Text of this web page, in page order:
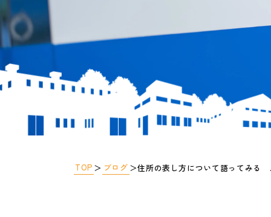
TOP ＞ ブログ ＞ 住所